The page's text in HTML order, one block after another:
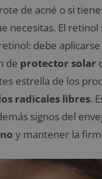
de acné o si
necesitas. El retinol
debe
de protector solar
estrella de los
radicales libres.
signos del
y mantener la